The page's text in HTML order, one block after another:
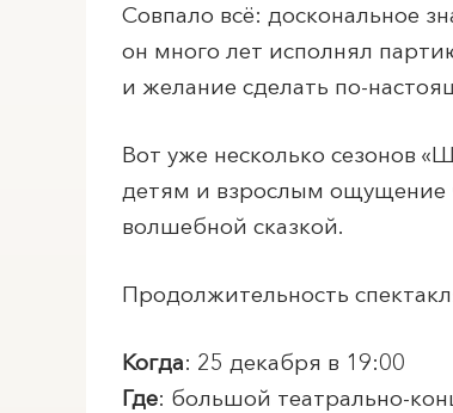
Совпало всё: доскональное
он много лет исполнял
и желание сделать по-
Вот уже несколько сезонов
детям и взрослым ощущение
волшебной сказкой.
Продолжительность
Когда: 25 декабря в 19:00
Где: большой театрально-